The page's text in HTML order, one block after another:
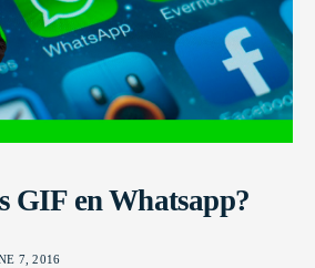
GIF en Whatsapp?
7, 2016